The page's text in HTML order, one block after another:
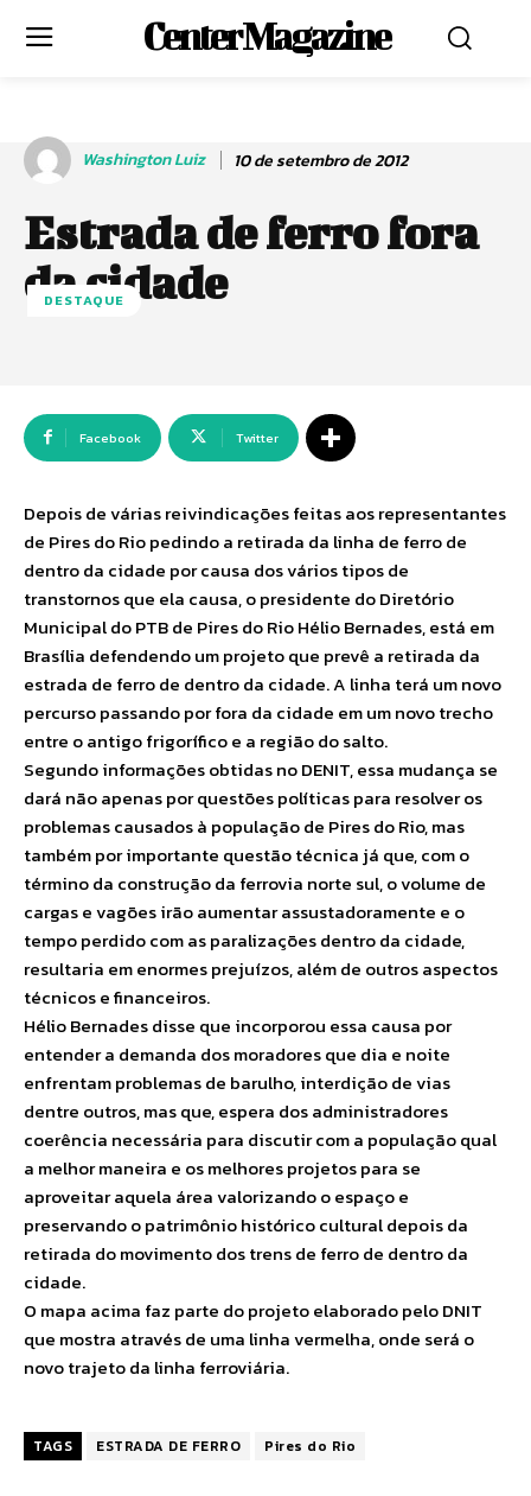
Center Magazine
Washington Luiz 10 de setembro de 2012
Estrada de ferro fora
da cidade
DESTAQUE
Facebook Twitter
Depois de várias reivindicações feitas aos representantes
de Pires do Rio pedindo a retirada da linha de ferro de
dentro da cidade por causa dos vários tipos de
transtornos que ela causa, o presidente do Diretório
Municipal do PTB de Pires do Rio Hélio Bernades, está em
Brasília defendendo um projeto que prevê a retirada da
estrada de ferro de dentro da cidade. A linha terá um novo
percurso passando por fora da cidade em um novo trecho
entre o antigo frigorífico e a região do salto.
Segundo informações obtidas no DENIT, essa mudança se
dará não apenas por questões políticas para resolver os
problemas causados à população de Pires do Rio, mas
também por importante questão técnica já que, com o
término da construção da ferrovia norte sul, o volume de
cargas e vagões irão aumentar assustadoramente e o
tempo perdido com as paralizações dentro da cidade,
resultaria em enormes prejuízos, além de outros aspectos
técnicos e financeiros.
Hélio Bernades disse que incorporou essa causa por
entender a demanda dos moradores que dia e noite
enfrentam problemas de barulho, interdição de vias
dentre outros, mas que, espera dos administradores
coerência necessária para discutir com a população qual
a melhor maneira e os melhores projetos para se
aproveitar aquela área valorizando o espaço e
preservando o patrimônio histórico cultural depois da
retirada do movimento dos trens de ferro de dentro da
cidade.
O mapa acima faz parte do projeto elaborado pelo DNIT
que mostra através de uma linha vermelha, onde será o
novo trajeto da linha ferroviária.
TAGS ESTRADA DE FERRO Pires do Rio